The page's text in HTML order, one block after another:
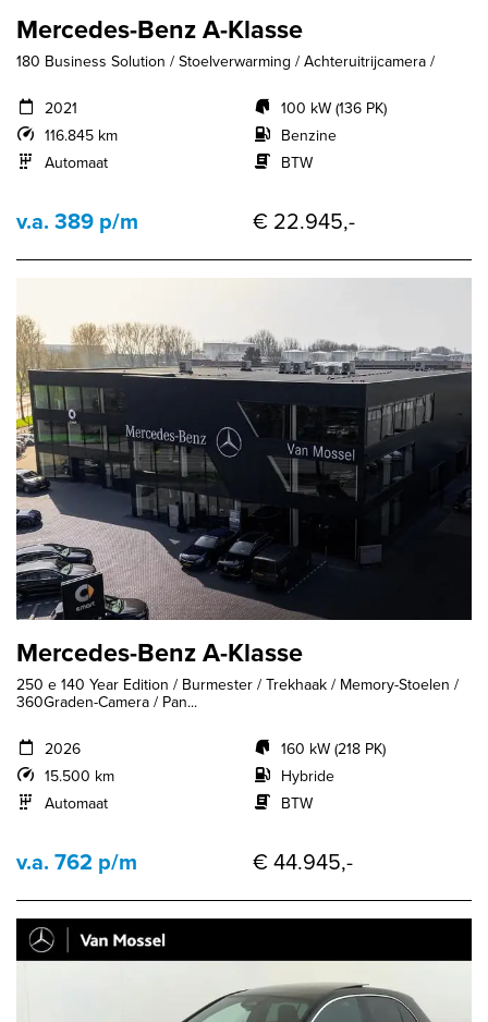
Mercedes-Benz A-Klasse
180 Business Solution / Stoelverwarming / Achteruitrijcamera /
2021
116.845 km
Automaat
100 kW (136 PK)
Benzine
BTW
v.a. 389 p/m € 22.945,-
Mercedes-Benz A-Klasse
250 e 140 Year Edition / Burmester / Trekhaak / Memory-Stoelen /
360Graden-Camera / Pan...
2026
15.500 km
Automaat
160 kW (218 PK)
Hybride
BTW
v.a. 762 p/m € 44.945,-